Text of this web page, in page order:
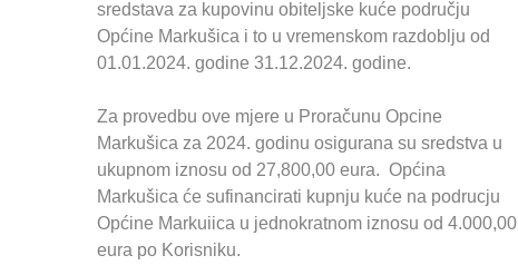
sredstava za kupovinu obiteljske kuće području
Općine Markušica i to u vremenskom razdoblju od
01.01.2024. godine 31.12.2024. godine.
Za provedbu ove mjere u Proračunu Opcine
Markušica za 2024. godinu osigurana su sredstva u
ukupnom iznosu od 27,800,00 eura. Općina
Markušica će sufinancirati kupnju kuće na podrucju
Općine Markuiica u jednokratnom iznosu od 4.000,00
eura po Korisniku.